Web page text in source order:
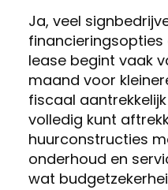
Ja, veel
financieringsopties
lease begint vaak
maand voor
fiscaal
volledig kunt
huurconstructies
onderhoud en
wat